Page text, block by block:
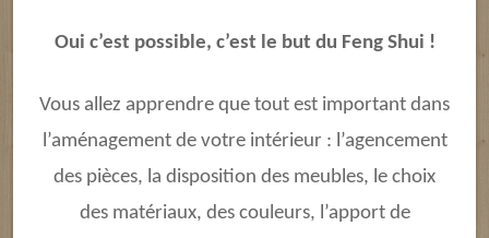
Oui c’est possible, c’est le but du Feng Shui !
Vous allez apprendre que tout est important dans
l’aménagement de votre intérieur : l’agencement
des pièces, la disposition des meubles, le choix
des matériaux, des couleurs, l’apport de